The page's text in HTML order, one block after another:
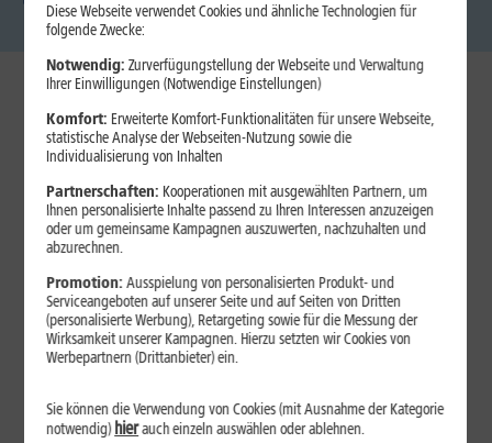
Glasfaser Internet Handys
Mobilfunk-
Laptops
1&1 Internet
Jetzt unterbrechungsfrei ins sehr gute Netz wechseln.
Ohne doppelte Kosten.*
Diese Webseite verwendet Cookies und ähnliche Technologien für
folgende Zwecke:
Notwendig: Zurverfügungstellung der Webseite und Verwaltung
Ihrer Einwilligungen (Notwendige Einstellungen)
Komfort: Erweiterte Komfort-Funktionalitäten für unsere Webseite,
statistische Analyse der Webseiten-Nutzung sowie die
Individualisierung von Inhalten
Partnerschaften: Kooperationen mit ausgewählten Partnern, um
Ihnen personalisierte Inhalte passend zu Ihren Interessen anzuzeigen
oder um gemeinsame Kampagnen auszuwerten, nachzuhalten und
abzurechnen.
Promotion:Ausspielung von personalisierten Produkt- und
Serviceangeboten auf unserer Seite und auf Seiten von Dritten
(personalisierte Werbung), Retargeting sowie für die Messung der
Wirksamkeit unserer Kampagnen. Hierzu setzten wir Cookies von
Werbepartnern (Drittanbieter) ein.
Sie können die Verwendung von Cookies (mit Ausnahme der Kategorie
notwendig)hierauch einzeln auswählen oder ablehnen.